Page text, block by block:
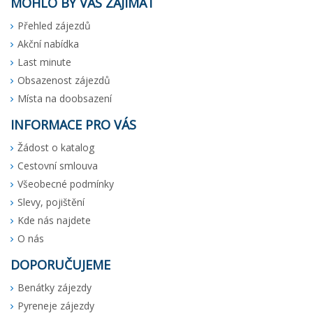
Přehled zájezdů
Akční nabídka
Last minute
Obsazenost zájezdů
Místa na doobsazení
INFORMACE PRO VÁS
Žádost o katalog
Cestovní smlouva
Všeobecné podmínky
Slevy, pojištění
Kde nás najdete
O nás
DOPORUČUJEME
Benátky zájezdy
Pyreneje zájezdy